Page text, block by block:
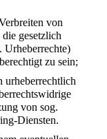
von
gesetzlich
Urheberrechte)
zu sein;
urheberrechtlich
von sog.
Diensten.